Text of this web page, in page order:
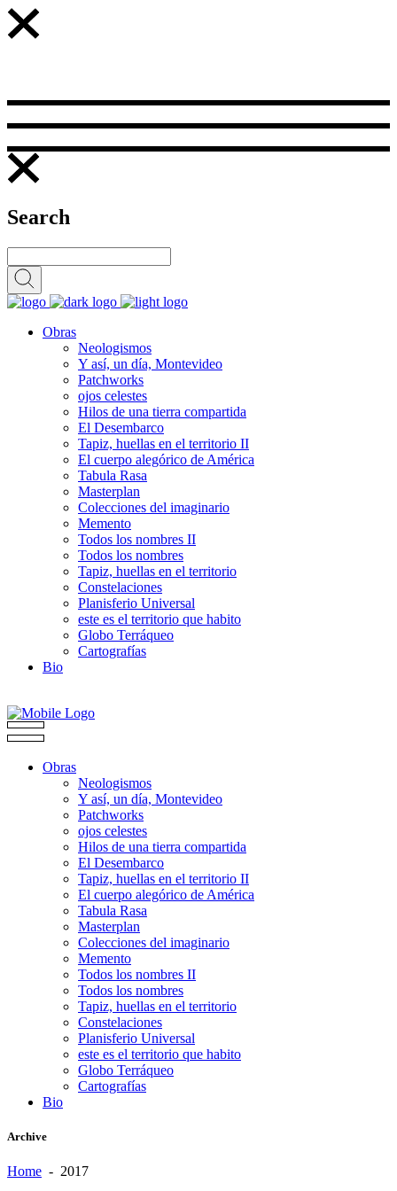
Search
Obras
Neologismos
Y así, un día, Montevideo
Patchworks
ojos celestes
Hilos de una tierra compartida
El Desembarco
Tapiz, huellas en el territorio II
El cuerpo alegórico de América
Tabula Rasa
Masterplan
Colecciones del imaginario
Memento
Todos los nombres II
Todos los nombres
Tapiz, huellas en el territorio
Constelaciones
Planisferio Universal
este es el territorio que habito
Globo Terráqueo
Cartografías
Bio
Obras
Neologismos
Y así, un día, Montevideo
Patchworks
ojos celestes
Hilos de una tierra compartida
El Desembarco
Tapiz, huellas en el territorio II
El cuerpo alegórico de América
Tabula Rasa
Masterplan
Colecciones del imaginario
Memento
Todos los nombres II
Todos los nombres
Tapiz, huellas en el territorio
Constelaciones
Planisferio Universal
este es el territorio que habito
Globo Terráqueo
Cartografías
Bio
Archive
Home - 2017